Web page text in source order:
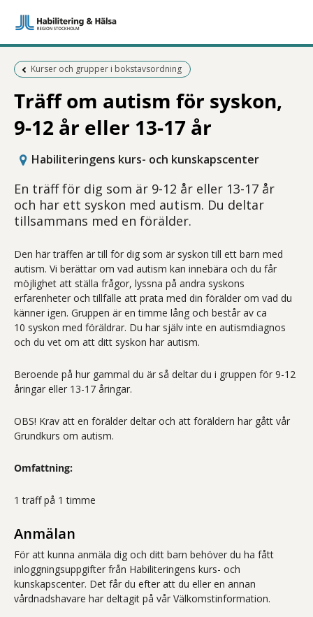
Föregående sida:
Kurser och grupper i bokstavsordning
Träff om autism för syskon,
9-12 år eller 13-17 år
Habiliteringens kurs- och kunskapscenter
En träff för dig som är 9-12 år eller 13-17 år
och har ett syskon med autism. Du deltar
tillsammans med en förälder.
Den här träffen är till för dig som är syskontill ett barn med
autism. Vi berättar om vad autism kan innebära och du får
möjlighet att ställa frågor, lyssna på andra syskons
erfarenheter och tillfälle att prata med din förälder om vad du
känner igen. Gruppen är en timme lång och består av ca
10 syskon med föräldrar. Du har själv inte en autismdiagnos
och du vet om att ditt syskon har autism.
Beroende på hur gammal du är så deltar du i gruppen för 9-12
åringar eller 13-17 åringar.
OBS! Krav att en förälder deltar och att föräldern har gått vår
Grundkurs om autism.
Omfattning:
1 träff på 1 timme
Anmälan
För att kunna anmäla dig och ditt barn behöver du ha fått
inloggningsuppgifter från Habiliteringens kurs- och
kunskapscenter. Det får du efter att du eller en annan
vårdnadshavare har deltagit på vår Välkomstinformation.